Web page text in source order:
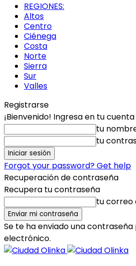
REGIONES:
Altos
Centro
Ciénega
Costa
Norte
Sierra
Sur
Valles
Registrarse
¡Bienvenido! Ingresa en tu cuenta
tu
tu
Forgot your password? Get help
Recuperación de contraseña
Recupera tu contraseña
tu correo
Se te ha enviado una
electrónico.